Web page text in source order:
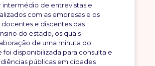
intermédio de entrevistas e
com as empresas e os
e discentes das
do estado, os quais
de uma minuta do
disponibilizada para consulta e
públicas em cidades